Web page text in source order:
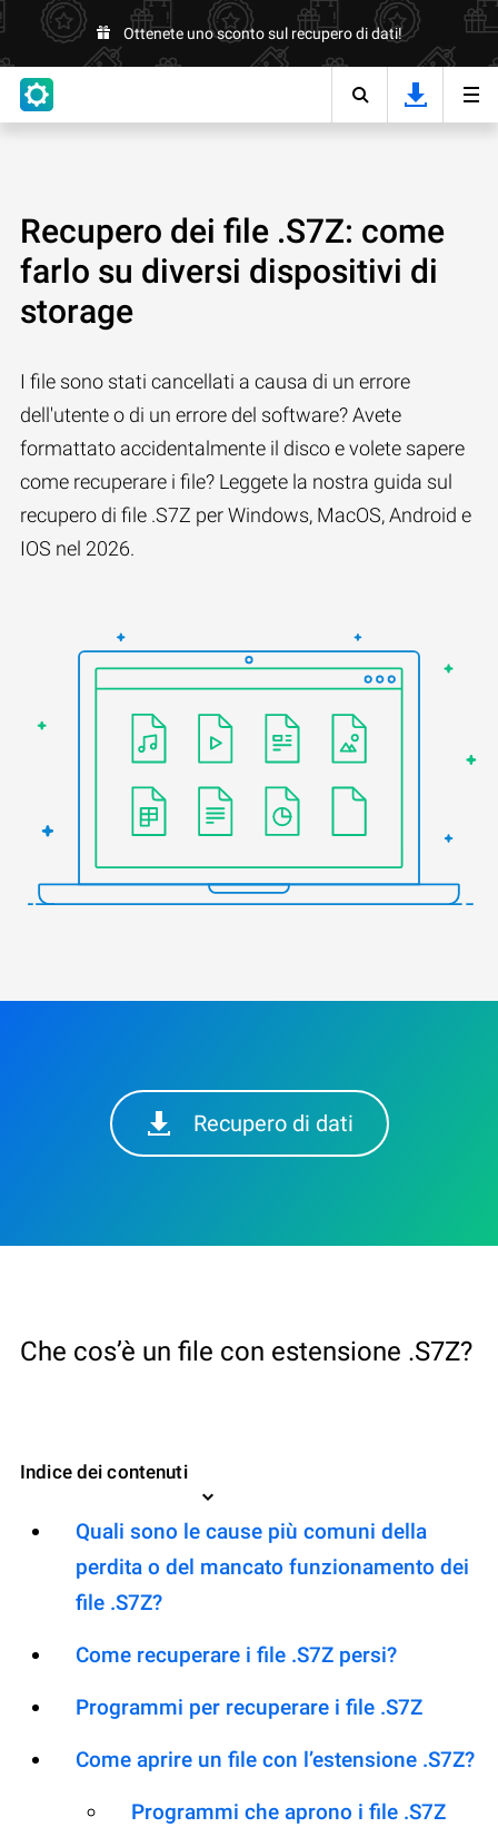
Ottenete uno sconto sul recupero di dati!
Recupero dei file .S7Z: come
farlo su diversi dispositivi di
storage
I file sono stati cancellati a causa di un errore
dell'utente o di un errore del software? Avete
formattato accidentalmente il disco e volete sapere
come recuperare i file? Leggete la nostra guida sul
recupero di file .S7Z per Windows, MacOS, Android e
IOS nel 2026.
Recupero di dati
Che cos’è un file con estensione .S7Z?
Indice dei contenuti
Quali sono le cause più comuni della
perdita o del mancato funzionamento dei
file .S7Z?
Come recuperare i file .S7Z persi?
Programmi per recuperare i file .S7Z
Come aprire un file con l’estensione .S7Z?
Programmi che aprono i file .S7Z